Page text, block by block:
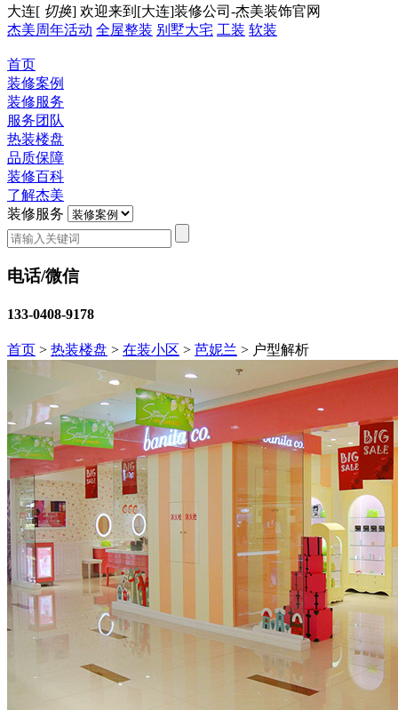
大连[ 切换] 欢迎来到[大连]装修公司-杰美装饰官网
杰美周年活动 全屋整装 别墅大宅 工装 软装
首页
装修案例
装修服务
服务团队
热装楼盘
品质保障
装修百科
了解杰美
装修服务
电话/微信
133-0408-9178
首页 > 热装楼盘 > 在装小区 > 芭妮兰 > 户型解析